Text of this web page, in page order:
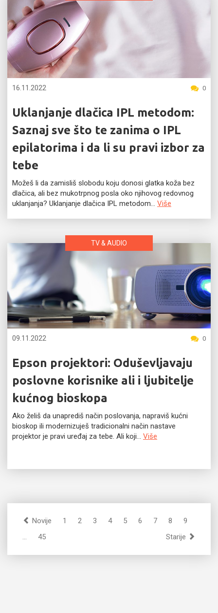
16.11.2022 0
Uklanjanje dlačica IPL metodom:
Saznaj sve što te zanima o IPL
epilatorima i da li su pravi izbor za
tebe
Možeš li da zamisliš slobodu koju donosi glatka koža bez
dlačica, ali bez mukotrpnog posla oko njihovog redovnog
uklanjanja? Uklanjanje dlačica IPL metodom... Više
TV & AUDIO
09.11.2022 0
Epson projektori: Oduševljavaju
poslovne korisnike ali i ljubitelje
kućnog bioskopa
Ako želiš da unaprediš način poslovanja, napraviš kućni
bioskop ili modernizuješ tradicionalni način nastave
projektor je pravi uređaj za tebe. Ali koji... Više
Novije 1 2 3 4 5 6 7 8
9
…
45 Starije